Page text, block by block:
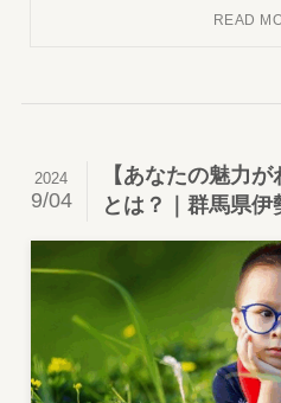
【あなたの魅力
とは？｜群馬県伊
2024
9/04